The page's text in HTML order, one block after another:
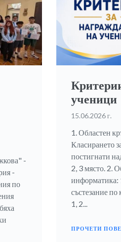
-
-
по
ученици
15.06.2026 г.
1. Областен
Класирането
постигнати
2, 3 място. 2.
информатика:
състезание
1, 2...
ПРОЧЕТИ